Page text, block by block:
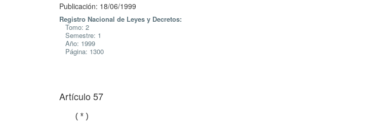
Publicación: 18/06/1999
Registro Nacional de Leyes y Decretos:
Tomo: 2
Semestre: 1
Año: 1999
Página: 1300
Artículo 57
   (*)